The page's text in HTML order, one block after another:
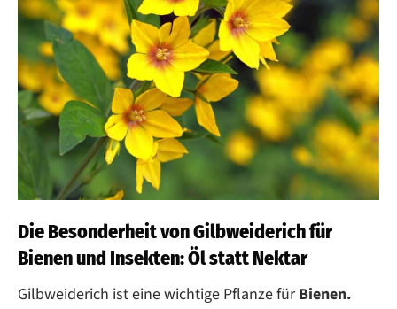
Die Besonderheit von Gilbweiderich für
Bienen und Insekten: Öl statt Nektar
Gilbweiderich ist eine wichtige Pflanze fürBienen.